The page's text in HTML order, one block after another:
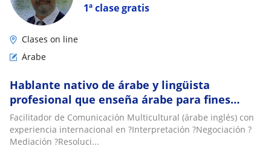
1ª clase gratis
Clases on line
Árabe
Hablante nativo de árabe y lingüista
profesional que enseña árabe para fines
específicos
Facilitador de Comunicación Multicultural (árabe inglés) con
experiencia internacional en ?Interpretación ?Negociación ?
Mediación ?Resoluci...